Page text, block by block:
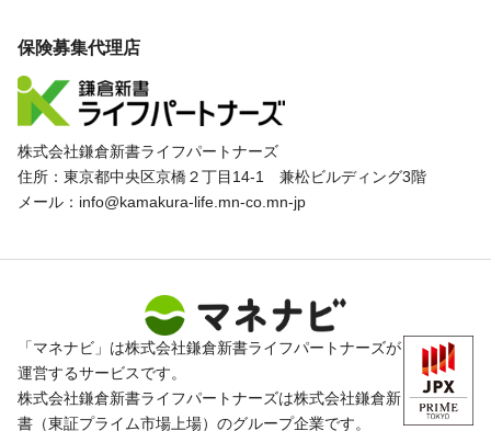
保険募集代理店
株式会社鎌倉新書ライフパートナーズ
住所：東京都中央区京橋２丁目14-1 兼松ビルディング3階
メール：info@kamakura-life.mn-co.mn-jp
「マネナビ」は株式会社鎌倉新書ライフパートナーズが
運営するサービスです。
株式会社鎌倉新書ライフパートナーズは株式会社鎌倉新
書（東証プライム市場上場）のグループ企業です。